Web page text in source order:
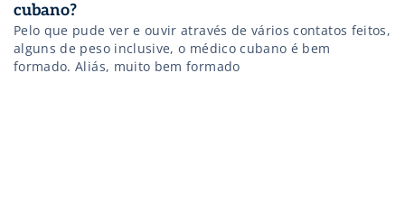
cubano?
Pelo que pude ver e ouvir através de vários contatos feitos,
alguns de peso inclusive, o médico cubano é bem
formado. Aliás, muito bem formado